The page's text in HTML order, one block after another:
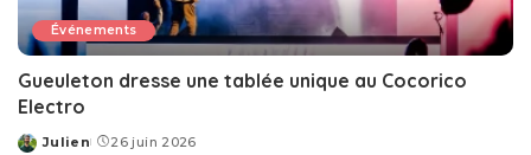
Événements
Gueuleton dresse une tablée unique au Cocorico
Electro
Posted
Julien 26 juin 2026